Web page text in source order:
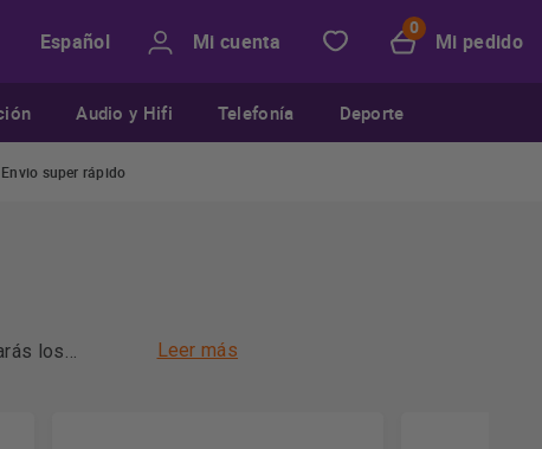
Español Mi cuenta Mi pedido
Audio y Hifi Telefonía Deporte
Envio super rápido
los
Leer más